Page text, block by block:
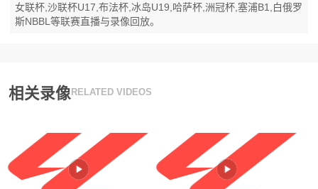
女联杯,沙联杯U17,布法杯,冰岛U19,哈萨杯,洲冠杯,塞浦B1,白俄罗
斯NBBL等联赛直播与录像回放。
相关录像 RELATED VIDEOS